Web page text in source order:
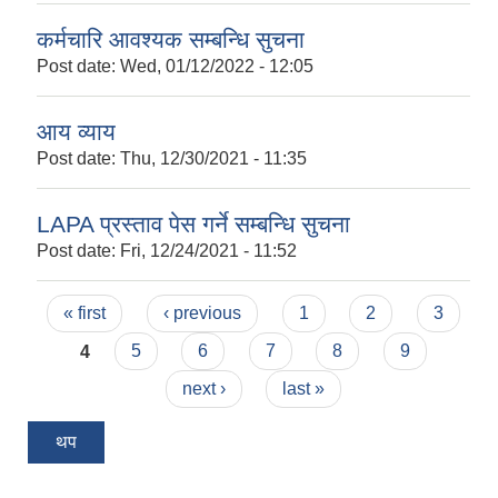
कर्मचारि आवश्यक सम्बन्धि सुचना
Post date: Wed, 01/12/2022 - 12:05
आय व्याय
Post date: Thu, 12/30/2021 - 11:35
LAPA प्रस्ताव पेस गर्ने सम्बन्धि सुचना
Post date: Fri, 12/24/2021 - 11:52
Pages
« first ‹ previous 1 2
3
4
5 6 7 8
9
next ›
last »
थप